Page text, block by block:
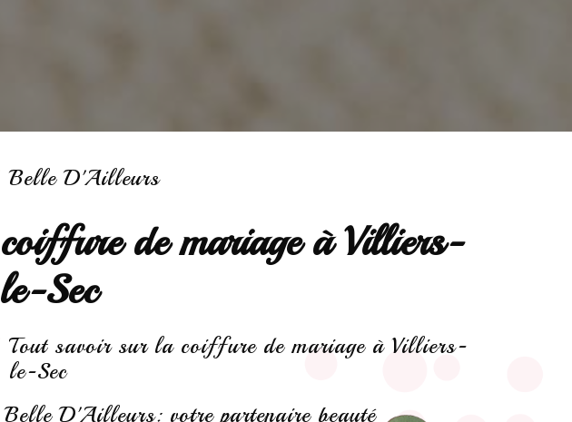
Belle D'Ailleurs
coiffure de mariage à Villiers-
le-Sec
Tout savoir sur la coiffure de mariage à Villiers-
le-Sec
Belle D'Ailleurs: votre partenaire beauté